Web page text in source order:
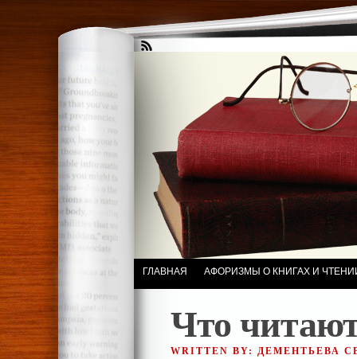
ГЛАВНАЯ АФОРИЗМЫ О КНИГАХ И
Что
WRITTEN BY: ДЕМЕНТЬЕВА